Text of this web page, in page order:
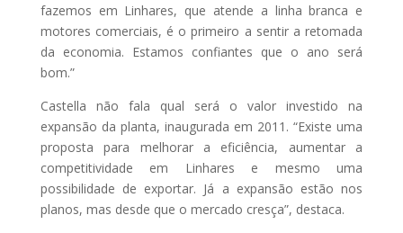
fazemos em Linhares, que atende a linha branca e
motores comerciais, é o primeiro a sentir a retomada
da economia. Estamos confiantes que o ano será
bom.”
Castella não fala qual será o valor investido na
expansão da planta, inaugurada em 2011. “Existe uma
proposta para melhorar a eficiência, aumentar a
competitividade em Linhares e mesmo uma
possibilidade de exportar. Já a expansão estão nos
planos, mas desde que o mercado cresça”, destaca.